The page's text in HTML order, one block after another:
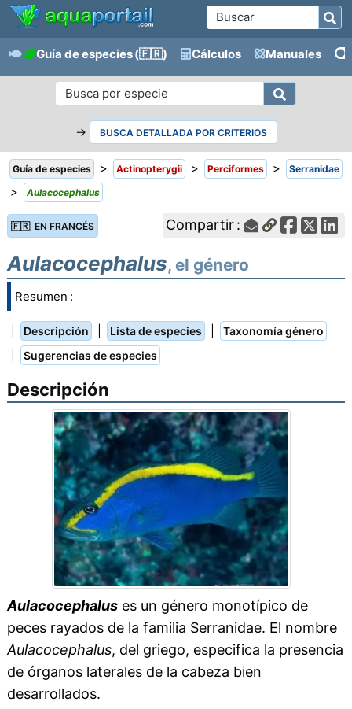
Guía de especies(🇫🇷) Cálculos Manuales
→ BUSCA DETALLADA POR CRITERIOS
Guía de especies > Actinopterygii > Perciformes > Serranidae
> Aulacocephalus
🇫🇷 EN FRANCÉS Compartir :
Aulacocephalus, el género
Resumen :
Descripción Lista de especies Taxonomía género
Sugerencias de especies
Descripción
Aulacocephaluses un género monotípico de
peces rayados de la familia Serranidae. El nombre
Aulacocephalus, del griego, especifica la presencia
de órganos laterales de la cabeza bien
desarrollados.